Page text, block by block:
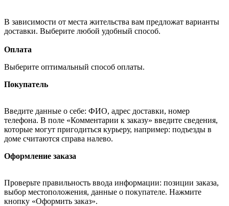
В зависимости от места жительства вам предложат варианты
доставки. Выберите любой удобный способ.
Оплата
Выберите оптимальный способ оплаты.
Покупатель
Введите данные о себе: ФИО, адрес доставки, номер
телефона. В поле «Комментарии к заказу» введите сведения,
которые могут пригодиться курьеру, например: подъезды в
доме считаются справа налево.
Оформление заказа
Проверьте правильность ввода информации: позиции заказа,
выбор местоположения, данные о покупателе. Нажмите
кнопку «Оформить заказ».